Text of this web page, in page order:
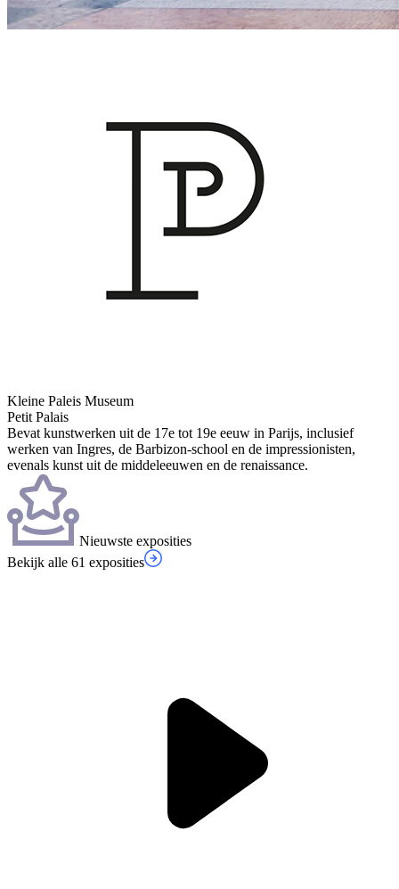
Kleine Paleis Museum
Petit Palais
Bevat kunstwerken uit de 17e tot 19e eeuw in Parijs, inclusief
werken van Ingres, de Barbizon-school en de impressionisten,
evenals kunst uit de middeleeuwen en de renaissance.
Nieuwste exposities
Bekijk alle 61 exposities